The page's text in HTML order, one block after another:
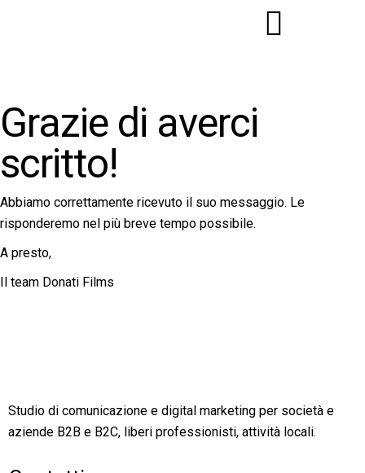
Grazie di averci
scritto!
Abbiamo correttamente ricevuto il suo messaggio. Le
risponderemo nel più breve tempo possibile.
A presto,
Il team Donati Films
Studio di comunicazione e digital marketing per società e
aziende B2B e B2C, liberi professionisti, attività locali.